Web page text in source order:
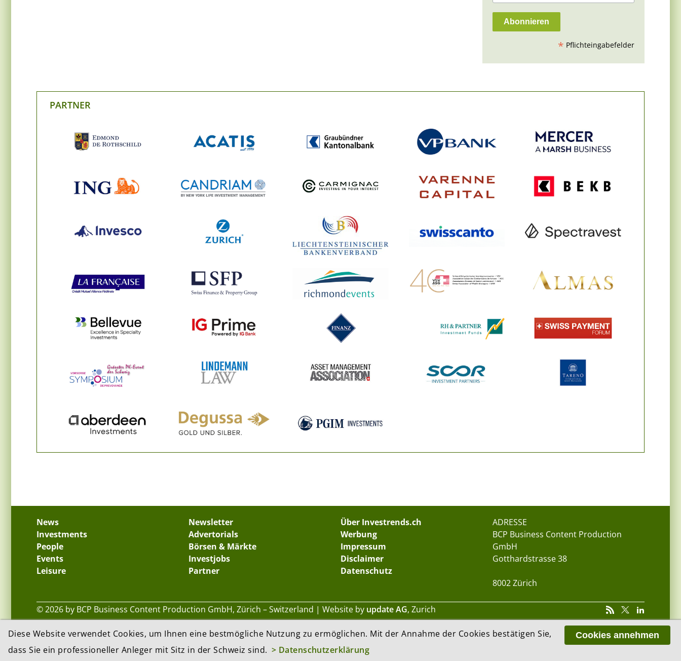
* Pflichteingabefelder
PARTNER
News
Investments
People
Events
Leisure
Newsletter
Advertorials
Börsen & Märkte
Investjobs
Partner
Über Investrends.ch
Werbung
Impressum
Disclaimer
Datenschutz
ADRESSE
BCP Business Content Production
GmbH
Gotthardstrasse 38
8002 Zürich
© 2026 by BCP Business Content Production GmbH, Zürich – Switzerland Website by update AG, Zurich
Cookies annehmen
Diese Website verwendet Cookies, um Ihnen eine bestmögliche Nutzung zu ermöglichen. Mit der Annahme der Cookies bestätigen Sie,
dass Sie ein professioneller Anleger mit Sitz in der Schweiz sind. > Datenschutzerklärung